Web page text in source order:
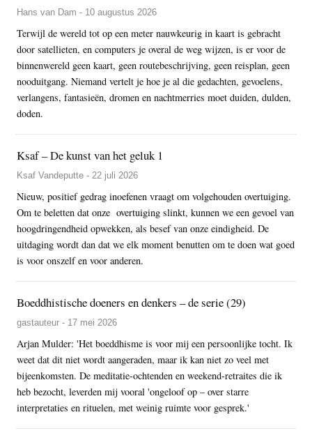
Hans van Dam - 10 augustus 2026
Terwijl de wereld tot op een meter nauwkeurig in kaart is gebracht
door satellieten, en computers je overal de weg wijzen, is er voor de
binnenwereld geen kaart, geen routebeschrijving, geen reisplan, geen
nooduitgang. Niemand vertelt je hoe je al die gedachten, gevoelens,
verlangens, fantasieën, dromen en nachtmerries moet duiden, dulden,
doden.
Ksaf – De kunst van het geluk 1
Ksaf Vandeputte - 22 juli 2026
Nieuw, positief gedrag inoefenen vraagt om volgehouden overtuiging.
Om te beletten dat onze overtuiging slinkt, kunnen we een gevoel van
hoogdringendheid opwekken, als besef van onze eindigheid. De
uitdaging wordt dan dat we elk moment benutten om te doen wat goed
is voor onszelf en voor anderen.
Boeddhistische doeners en denkers – de serie (29)
gastauteur - 17 mei 2026
Arjan Mulder: 'Het boeddhisme is voor mij een persoonlijke tocht. Ik
weet dat dit niet wordt aangeraden, maar ik kan niet zo veel met
bijeenkomsten. De meditatie-ochtenden en weekend-retraites die ik
heb bezocht, leverden mij vooral 'ongeloof op – over starre
interpretaties en rituelen, met weinig ruimte voor gesprek.'